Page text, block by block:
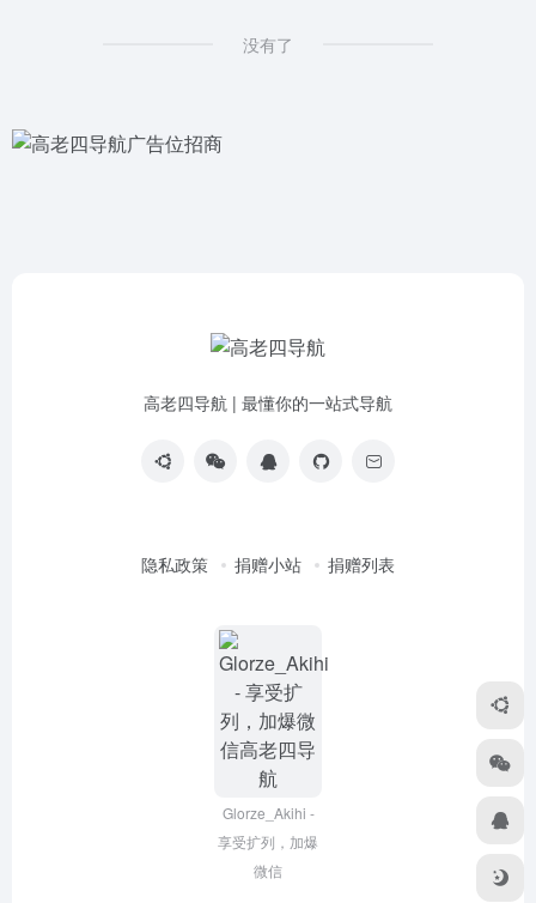
没有了
高老四导航 | 最懂你的一站式导航
隐私政策 捐赠小站 捐赠列表
Glorze_Akihi -
享受扩列，加爆
微信